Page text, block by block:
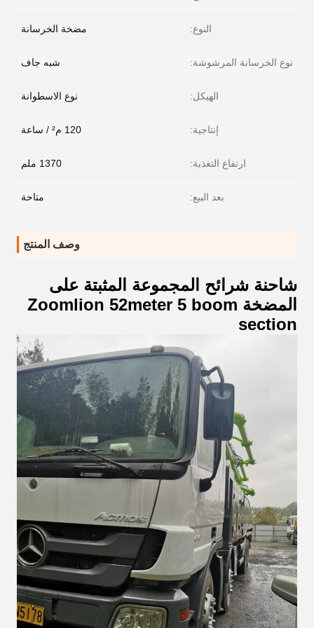
النوع: مضخة الخرسانة
نوع الخرسانة المرشوشة: شبه جاف
الهيكل: نوع الاسطوانة
إنتاجية: 120 م² / ساعة
ارتفاع التغذية: 1370 ملم
بعد البيع: متاحة
وصف المنتج
شاحنة شرائح المجموعة المثبتة على
المضخة Zoomlion 52meter 5 boom
section